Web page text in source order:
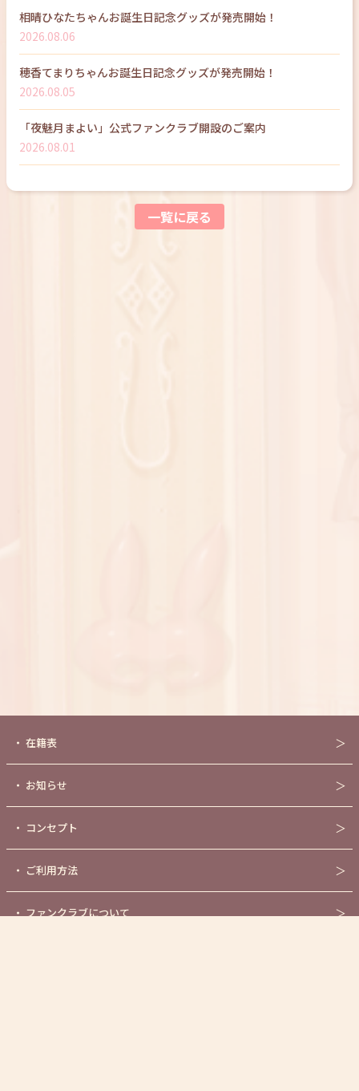
相晴ひなたちゃんお誕生日記念グッズが発売開始！
2026.08.06
穂香てまりちゃんお誕生日記念グッズが発売開始！
2026.08.05
「夜魅月まよい」公式ファンクラブ開設のご案内
2026.08.01
一覧に戻る
・ 在籍表 ＞
・ お知らせ ＞
・ コンセプト ＞
・ ご利用方法 ＞
・ファンクラブについて ＞